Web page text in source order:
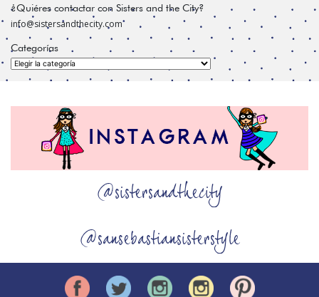
¿Quiéres contactar con Sisters and the City?
info@sistersandthecity.com
Categorías
Categorías
@sistersandthecity
@sansebastiansisterstyle